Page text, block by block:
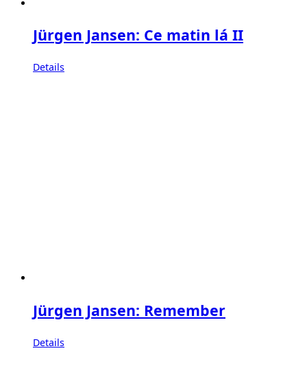
Jürgen Jansen: Ce matin lá II
Details
Jürgen Jansen: Remember
Details